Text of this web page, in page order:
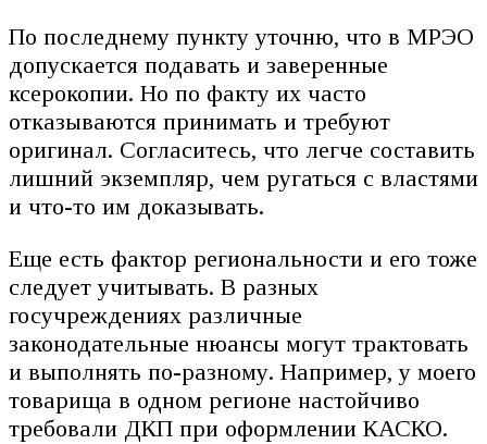
По последнему пункту уточню, что в МРЭО
допускается подавать и заверенные
ксерокопии. Но по факту их часто
отказываются принимать и требуют
оригинал. Согласитесь, что легче составить
лишний экземпляр, чем ругаться с властями
и что-то им доказывать.
Еще есть фактор региональности и его тоже
следует учитывать. В разных
госучреждениях различные
законодательные нюансы могут трактовать
и выполнять по-разному. Например, у моего
товарища в одном регионе настойчиво
требовали ДКП при оформлении КАСКО.